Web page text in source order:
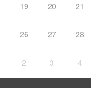
19 20 21
26 27 28
2 3 4